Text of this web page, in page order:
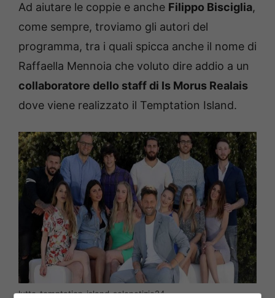
Ad aiutare le coppie e anche Filippo Bisciglia,
come sempre, troviamo gli autori del
programma, tra i quali spicca anche il nome di
Raffaella Mennoia che voluto dire addio a un
collaboratore dello staff di Is Morus Realais
dove viene realizzato il Temptation Island.
lutto-temptation-island-solonotizie24